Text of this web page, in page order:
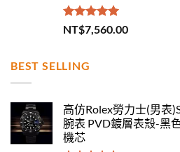
評分 5.00
滿分 5
NT$7,560.00
BEST SELLING
高仿Rolex勞力士(男表
腕表 PVD鍍層表殼-黑
機芯